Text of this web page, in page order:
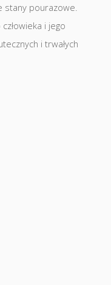
stany pourazowe.
i jego
i trwałych